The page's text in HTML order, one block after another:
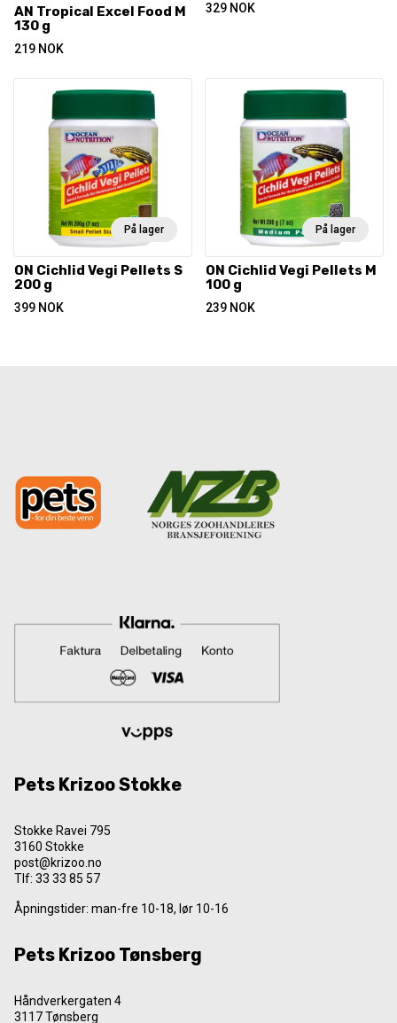
AN Tropical Excel Food M
130 g
219 NOK
329 NOK
På lager
ON Cichlid Vegi Pellets S
200 g
399 NOK
På lager
ON Cichlid Vegi Pellets M
100 g
239 NOK
Pets Krizoo Stokke
Stokke Ravei 795
3160 Stokke
post@krizoo.no
Tlf: 33 33 85 57
Åpningstider: man-fre 10-18, lør 10-16
Pets Krizoo Tønsberg
Håndverkergaten 4
3117 Tønsberg